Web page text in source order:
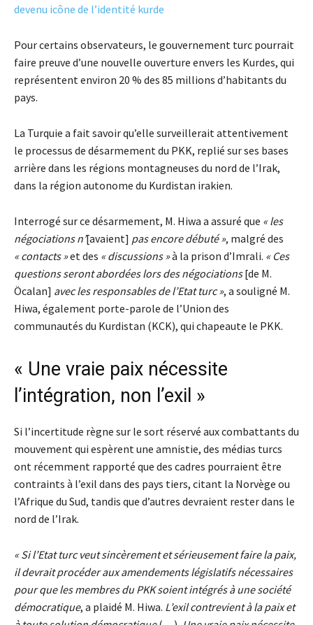
devenu icône de l’identité kurde
Pour certains observateurs, le gouvernement turc pourrait
faire preuve d’une nouvelle ouverture envers les Kurdes, qui
représentent environ 20 % des 85 millions d’habitants du
pays.
La Turquie a fait savoir qu’elle surveillerait attentivement
le processus de désarmement du PKK, replié sur ses bases
arrière dans les régions montagneuses du nord de l’Irak,
dans la région autonome du Kurdistan irakien.
Interrogé sur ce désarmement, M. Hiwa a assuré que « les
négociations n’[avaient] pas encore débuté », malgré des
« contacts »et des « discussions »à la prison d’Imrali. « Ces
questions seront abordées lors des négociations[de M.
Öcalan] avec les responsables de l’Etat turc », a souligné M.
Hiwa, également porte-parole de l’Union des
communautés du Kurdistan (KCK), qui chapeaute le PKK.
« Une vraie paix nécessite
l’intégration, non l’exil »
Si l’incertitude règne sur le sort réservé aux combattants du
mouvement qui espèrent une amnistie, des médias turcs
ont récemment rapporté que des cadres pourraient être
contraints à l’exil dans des pays tiers, citant la Norvège ou
l’Afrique du Sud, tandis que d’autres devraient rester dans le
nord de l’Irak.
« Si l’Etat turc veut sincèrement et sérieusement faire la paix,
il devrait procéder aux amendements législatifs nécessaires
pour que les membres du PKK soient intégrés à une société
démocratique, a plaidé M. Hiwa. L’exil contrevient à la paix et